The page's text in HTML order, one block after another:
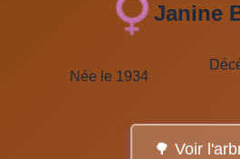
Janine
Née le 1934
🌳 Voir